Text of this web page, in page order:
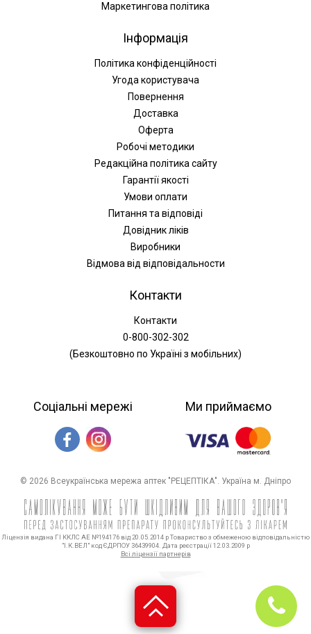
Маркетингова політика
Інформація
Політика конфіденційності
Угода користувача
Повернення
Доставка
Оферта
Робочі методики
Редакційна політика сайту
Гарантії якості
Умови оплати
Питання та відповіді
Довідник ліків
Виробники
Відмова від відповідальности
Контакти
Контакти
0-800-302-302
(Безкоштовно по Україні з мобільних)
Соціальні мережі Ми приймаємо
© 2026 Всеукраїнська мережа аптек "РЕЦЕПТІКА". Україна м. Дніпро
Ліцензія видана ГІ ККЛС АЕ №194176 від 20.05.2014 р Товариство з обмеженою відповідальністю
"І.К.ВЕЛ" код ЄДРПОУ 36439904. Дата реєстрації 12.03.2009 р
Всі ліцензії партнерів